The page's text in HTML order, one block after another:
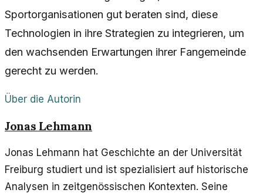
Sportorganisationen gut beraten sind, diese
Technologien in ihre Strategien zu integrieren, um
den wachsenden Erwartungen ihrer Fangemeinde
gerecht zu werden.
Über die Autorin
Jonas Lehmann
Jonas Lehmann hat Geschichte an der Universität
Freiburg studiert und ist spezialisiert auf historische
Analysen in zeitgenössischen Kontexten. Seine